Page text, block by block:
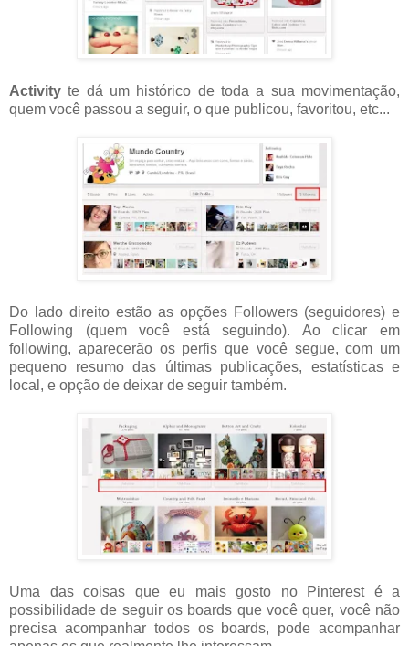
Activity te dá um histórico de toda a sua movimentação,
quem você passou a seguir, o que publicou, favoritou, etc...
Do lado direito estão as opções Followers (seguidores) e
Following (quem você está seguindo). Ao clicar em
following, aparecerão os perfis que você segue, com um
pequeno resumo das últimas publicações, estatísticas e
local, e opção de deixar de seguir também.
Uma das coisas que eu mais gosto no Pinterest é a
possibilidade de seguir os boards que você quer, você não
precisa acompanhar todos os boards, pode acompanhar